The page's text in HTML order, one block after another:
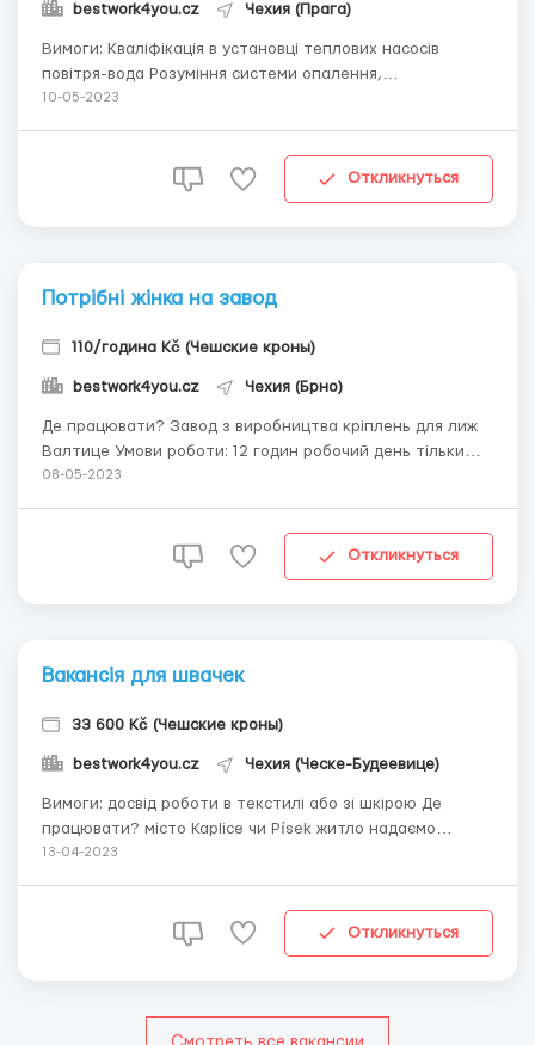
bestwork4you.cz Чехия (Прага)
Вимоги: Кваліфікація в установці теплових насосів
повітря-вода Розуміння системи опалення,
орієнтуватися за місцем підключення. Не буде плану. Він
хоча на базовому рівні. ...
10-05-2023
Откликнуться
Потрібні жінка на завод
110/година Kč (Чешские кроны)
bestwork4you.cz Чехия (Брно)
Де працювати? Завод з виробництва кріплень для лиж
Валтице Умови роботи: 12 годин робочий день тільки
08-05-2023
Откликнуться
Вакансія для швачек
33 600 Kč (Чешские кроны)
bestwork4you.cz Чехия (Ческе-Будеевице)
Вимоги: досвід роботи в текстилі або зі шкірою Де
працювати? місто Kaplice чи Písek житло надаємо
безкоштовне Умови роботи: 130-140 kč в день Пошиття
13-04-2023
Откликнуться